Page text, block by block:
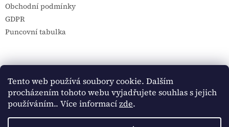
Tento web používá soubory cookie. Dalším
procházením tohoto webu vyjadřujete souhlas s jejich
používáním.. Více informacízde.
Obchodní podmínky
GDPR
Puncovní tabulka